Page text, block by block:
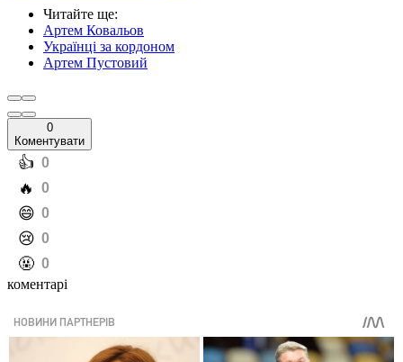
Читайте ще:
Артем Ковальов
Українці за кордоном
Артем Пустовий
0
Коментувати
️👍 0
️🔥 0
️😄 0
️😢 0
️🤬 0
коментарі